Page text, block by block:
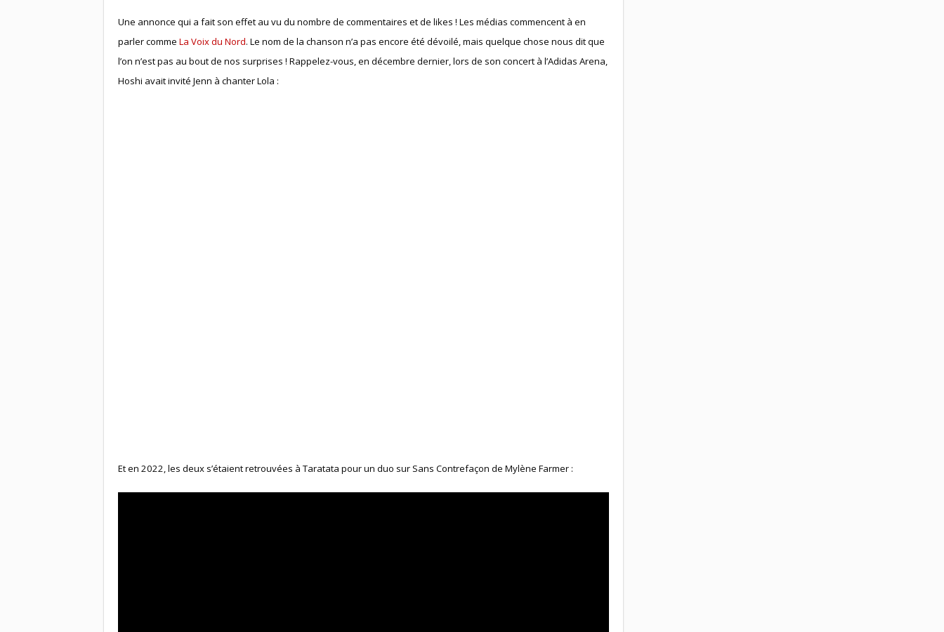
Une annonce qui a fait son effet au vu du nombre de commentaires et de likes ! Les médias commencent à en
parler comme La Voix du Nord. Le nom de la chanson n’a pas encore été dévoilé, mais quelque chose nous dit que
l’on n’est pas au bout de nos surprises ! Rappelez-vous, en décembre dernier, lors de son concert à l’Adidas Arena,
Hoshi avait invité Jenn à chanter Lola :
Et en 2022, les deux s’étaient retrouvées à Taratata pour un duo sur Sans Contrefaçon de Mylène Farmer :